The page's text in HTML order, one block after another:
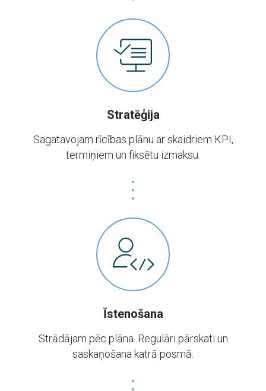
Stratēģija
Sagatavojam rīcības plānu ar skaidriem KPI,
termiņiem un fiksētu izmaksu.
Īstenošana
Strādājam pēc plāna. Regulāri pārskati un
saskaņošana katrā posmā.